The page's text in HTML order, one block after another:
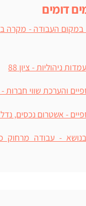
דומים
במקום העבודה - מקרה
ניהוליות - ציון 88
והערכת שווי חברות -
- אשטרום נכסים, נדל"ן
- עבודה מרחוק